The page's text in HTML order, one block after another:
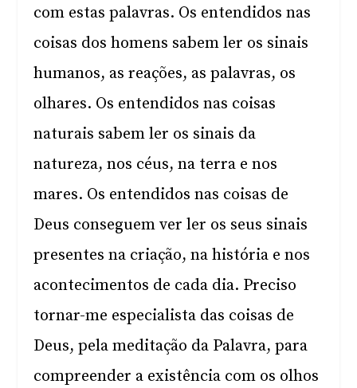
com estas palavras. Os entendidos nas
coisas dos homens sabem ler os sinais
humanos, as reações, as palavras, os
olhares. Os entendidos nas coisas
naturais sabem ler os sinais da
natureza, nos céus, na terra e nos
mares. Os entendidos nas coisas de
Deus conseguem ver ler os seus sinais
presentes na criação, na história e nos
acontecimentos de cada dia. Preciso
tornar-me especialista das coisas de
Deus, pela meditação da Palavra, para
compreender a existência com os olhos